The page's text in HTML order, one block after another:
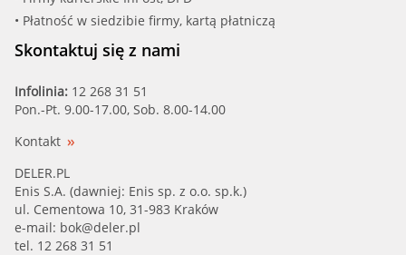
• Płatność w siedzibie firmy, kartą płatniczą
Skontaktuj się z nami
Infolinia: 12 268 31 51
Pon.-Pt. 9.00-17.00, Sob. 8.00-14.00
Kontakt
DELER.PL
Enis S.A. (dawniej: Enis sp. z o.o. sp.k.)
ul. Cementowa 10, 31-983 Kraków
e-mail: bok@deler.pl
tel. 12 268 31 51